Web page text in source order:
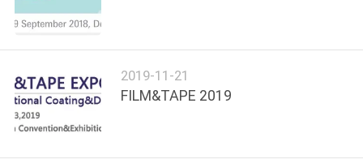
PEÇA
UMAS
CITAÇÕES
2019-11-21
FILM&TAPE 2019